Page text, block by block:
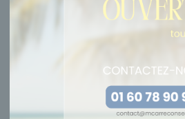
Proposer un bien à la
Indices Insee ILC
8-